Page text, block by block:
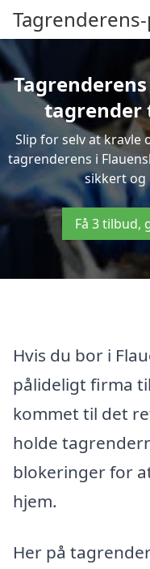
tagrender
Slip for selv at kravle
tagrenderens i
sikkert
Få 3 tilbud,
Hvis du bor i
pålideligt firma
kommet til det
holde
blokeringer for
hjem.
Her på